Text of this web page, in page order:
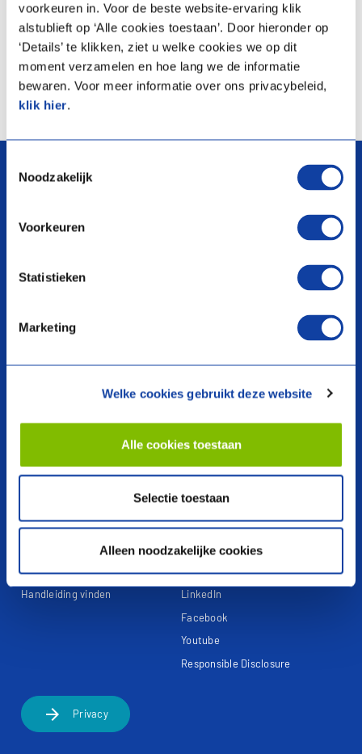
voorkeuren in. Voor de beste website-ervaring klik
alstublieft op ‘Alle cookies toestaan’. Door hieronder op
‘Details’ te klikken, ziet u welke cookies we op dit
moment verzamelen en hoe lang we de informatie
bewaren. Voor meer informatie over ons privacybeleid,
klik hier.
Noodzakelijk
Voorkeuren
Statistieken
Marketing
Welke cookies gebruikt deze website
Alle cookies toestaan
Selectie toestaan
Alleen noodzakelijke cookies
afdeling neemt elk van onze modellen regelmatig onder de loep.
De laatste nieuwigheid die daaruit voortkwam, is de 'Green Energy
Smartboiler'.
Klik hier voor productgamma boilers en warm water
arrow_upward
search
Producten
Warmtepompen
Voorwaarden
Webshop
Garantie registreren
Brochure vinden
Handleiding vinden
Over Itho Daalderop
Contactpagina
LinkedIn
Facebook
Youtube
Responsible Disclosure
arrow_forward Privacy